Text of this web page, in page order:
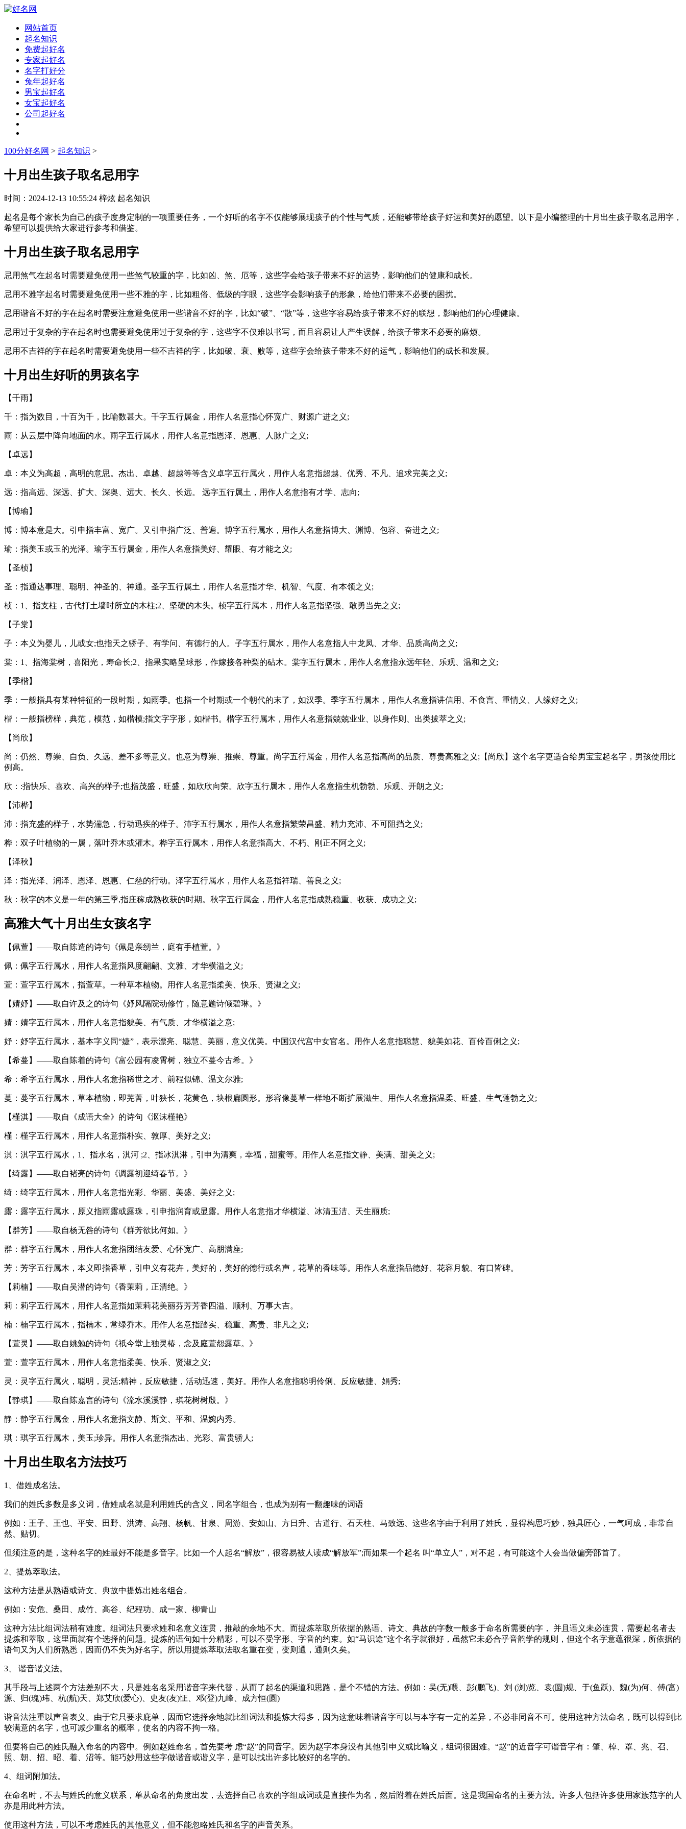
网站首页
起名知识
免费起好名
专家起好名
名字打好分
兔年起好名
男宝起好名
女宝起好名
公司起好名
100分好名网 > 起名知识 >
十月出生孩子取名忌用字
时间： 2024-12-13 10:55:24 梓炫 起名知识
起名是每个家长为自己的孩子度身定制的一项重要任务，一个好听的名字不仅能够展现孩子的个性与气质，还能够带给孩子好运和美好的愿望。以下是小编整理的十月出生孩子取名忌用字，
希望可以提供给大家进行参考和借鉴。
十月出生孩子取名忌用字
忌用煞气在起名时需要避免使用一些煞气较重的字，比如凶、煞、厄等，这些字会给孩子带来不好的运势，影响他们的健康和成长。
忌用不雅字起名时需要避免使用一些不雅的字，比如粗俗、低级的字眼，这些字会影响孩子的形象，给他们带来不必要的困扰。
忌用谐音不好的字在起名时需要注意避免使用一些谐音不好的字，比如“破”、“散”等，这些字容易给孩子带来不好的联想，影响他们的心理健康。
忌用过于复杂的字在起名时也需要避免使用过于复杂的字，这些字不仅难以书写，而且容易让人产生误解，给孩子带来不必要的麻烦。
忌用不吉祥的字在起名时需要避免使用一些不吉祥的字，比如破、衰、败等，这些字会给孩子带来不好的运气，影响他们的成长和发展。
十月出生好听的男孩名字
【千雨】
千：指为数目，十百为千，比喻数甚大。千字五行属金，用作人名意指心怀宽广、财源广进之义;
雨：从云层中降向地面的水。雨字五行属水，用作人名意指恩泽、恩惠、人脉广之义;
【卓远】
卓：本义为高超，高明的意思。杰出、卓越、超越等等含义卓字五行属火，用作人名意指超越、优秀、不凡、追求完美之义;
远：指高远、深远、扩大、深奥、远大、长久、长远。 远字五行属土，用作人名意指有才学、志向;
【博瑜】
博：博本意是大。引申指丰富、宽广。又引申指广泛、普遍。博字五行属水，用作人名意指博大、渊博、包容、奋进之义;
瑜：指美玉或玉的光泽。瑜字五行属金，用作人名意指美好、耀眼、有才能之义;
【圣桢】
圣：指通达事理、聪明、神圣的、神通。圣字五行属土，用作人名意指才华、机智、气度、有本领之义;
桢：1、指支柱，古代打土墙时所立的木柱;2、坚硬的木头。桢字五行属木，用作人名意指坚强、敢勇当先之义;
【子棠】
子：本义为婴儿，儿或女;也指天之骄子、有学问、有德行的人。子字五行属水，用作人名意指人中龙凤、才华、品质高尚之义;
棠：1、指海棠树，喜阳光，寿命长;2、指果实略呈球形，作嫁接各种梨的砧木。棠字五行属木，用作人名意指永远年轻、乐观、温和之义;
【季楷】
季：一般指具有某种特征的一段时期，如雨季。也指一个时期或一个朝代的末了，如汉季。季字五行属木，用作人名意指讲信用、不食言、重情义、人缘好之义;
楷：一般指榜样，典范，模范，如楷模;指文字字形，如楷书。楷字五行属木，用作人名意指兢兢业业、以身作则、出类拔萃之义;
【尚欣】
尚：仍然、尊崇、自负、久远、差不多等意义。也意为尊崇、推崇、尊重。尚字五行属金，用作人名意指高尚的品质、尊贵高雅之义;【尚欣】这个名字更适合给男宝宝起名字，男孩使用比
例高。
欣：:指快乐、喜欢、高兴的样子;也指茂盛，旺盛，如欣欣向荣。欣字五行属木，用作人名意指生机勃勃、乐观、开朗之义;
【沛桦】
沛：指充盛的样子，水势湍急，行动迅疾的样子。沛字五行属水，用作人名意指繁荣昌盛、精力充沛、不可阻挡之义;
桦：双子叶植物的一属，落叶乔木或灌木。桦字五行属木，用作人名意指高大、不朽、刚正不阿之义;
【泽秋】
泽：指光泽、润泽、恩泽、恩惠、仁慈的行动。泽字五行属水，用作人名意指祥瑞、善良之义;
秋：秋字的本义是一年的第三季,指庄稼成熟收获的时期。秋字五行属金，用作人名意指成熟稳重、收获、成功之义;
高雅大气十月出生女孩名字
【佩萱】——取自陈造的诗句《佩是亲纫兰，庭有手植萱。》
佩：佩字五行属水，用作人名意指风度翩翩、文雅、才华横溢之义;
萱：萱字五行属木，指萱草。一种草本植物。用作人名意指柔美、快乐、贤淑之义;
【婧妤】——取自许及之的诗句《妤风隔院动修竹，随意题诗倾碧琳。》
婧：婧字五行属木，用作人名意指貌美、有气质、才华横溢之意;
妤：妤字五行属水，基本字义同“婕”，表示漂亮、聪慧、美丽，意义优美。中国汉代宫中女官名。用作人名意指聪慧、貌美如花、百伶百俐之义;
【希蔓】——取自陈着的诗句《富公园有凌霄树，独立不蔓今古希。》
希：希字五行属水，用作人名意指稀世之才、前程似锦、温文尔雅;
蔓：蔓字五行属木，草本植物，即芜菁，叶狭长，花黄色，块根扁圆形。形容像蔓草一样地不断扩展滋生。用作人名意指温柔、旺盛、生气蓬勃之义;
【槿淇】——取自《成语大全》的诗句《沤沫槿艳》
槿：槿字五行属木，用作人名意指朴实、敦厚、美好之义;
淇：淇字五行属水，1、指水名，淇河 ;2、指冰淇淋，引申为清爽，幸福，甜蜜等。用作人名意指文静、美满、甜美之义;
【绮露】——取自褚亮的诗句《调露初迎绮春节。》
绮：绮字五行属木，用作人名意指光彩、华丽、美盛、美好之义;
露：露字五行属水，原义指雨露或露珠，引申指润育或显露。用作人名意指才华横溢、冰清玉洁、天生丽质;
【群芳】——取自杨无咎的诗句《群芳欲比何如。》
群：群字五行属木，用作人名意指团结友爱、心怀宽广、高朋满座;
芳：芳字五行属木，本义即指香草，引申义有花卉，美好的，美好的德行或名声，花草的香味等。用作人名意指品德好、花容月貌、有口皆碑。
【莉楠】——取自吴潜的诗句《香茉莉，正清绝。》
莉：莉字五行属木，用作人名意指如茉莉花美丽芬芳芳香四溢、顺利、万事大吉。
楠：楠字五行属木，指楠木，常绿乔木。用作人名意指踏实、稳重、高贵、非凡之义;
【萱灵】——取自姚勉的诗句《祇今堂上独灵椿，念及庭萱怨露草。》
萱：萱字五行属木，用作人名意指柔美、快乐、贤淑之义;
灵：灵字五行属火，聪明，灵活;精神，反应敏捷，活动迅速，美好。用作人名意指聪明伶俐、反应敏捷、娟秀;
【静琪】——取自陈嘉言的诗句《流水溪溪静，琪花树树殷。》
静：静字五行属金，用作人名意指文静、斯文、平和、温婉内秀。
琪：琪字五行属木，美玉;珍异。用作人名意指杰出、光彩、富贵骄人;
十月出生取名方法技巧
1、借姓成名法。
我们的姓氏多数是多义词，借姓成名就是利用姓氏的含义，同名字组合，也成为别有一翻趣味的词语
例如：王子、王也、平安、田野、洪涛、高翔、杨帆、甘泉、周游、安如山、方日升、古道行、石天柱、马致远、这些名字由于利用了姓氏，显得构思巧妙，独具匠心，一气呵成，非常自
然、贴切。
但须注意的是，这种名字的姓最好不能是多音字。比如一个人起名“解放”，很容易被人读成“解放军”;而如果一个起名 叫“单立人”，对不起，有可能这个人会当做偏旁部首了。
2、提炼萃取法。
这种方法是从熟语或诗文、典故中提炼出姓名组合。
例如：安危、桑田、成竹、高谷、纪程功、成一家、柳青山
这种方法比组词法稍有难度。组词法只要求姓和名意义连贯，推敲的余地不大。而提炼萃取所依据的熟语、诗文、典故的字数一般多于命名所需要的字， 并且语义未必连贯，需要起名者去
提炼和萃取，这里面就有个选择的问题。提炼的语句如十分精彩，可以不受字形、字音的约束。如“马识途”这个名字就很好，虽然它未必合乎音韵学的规则，但这个名字意蕴很深，所依据的
语句又为人们所熟悉，因而仍不失为好名字。所以用提炼萃取法取名重在变，变则通，通则久矣。
3、 谐音谐义法。
其手段与上述两个方法差别不大，只是姓名名采用谐音字来代替，从而了起名的渠道和思路，是个不错的方法。例如：吴(无)喂、彭(鹏飞)、刘 (浏)览、袁(圆)规、于(鱼跃)、魏(为)何、傅(富)
源、归(瑰)玮、杭(航)天、郑艾欣(爱心)、史友(友)怔、邓(登)九峰、成方恒(圆)
谐音法注重以声音表义。由于它只要求庇单，因而它选择余地就比组词法和提炼大得多，因为这意味着谐音字可以与本字有一定的差异，不必非同音不可。使用这种方法命名，既可以得到比
较满意的名字，也可减少重名的概率，使名的内容不拘一格。
但要将自己的姓氏融入命名的内容中。例如赵姓命名，首先要考 虑“赵”的同音字。因为赵字本身没有其他引申义或比喻义，组词很困难。“赵”的近音字可谐音字有：肇、棹、罩、兆、召、
照、朝、招、昭、着、沼等。能巧妙用这些字做谐音或谐义字，是可以找出许多比较好的名字的。
4、组词附加法。
在命名时，不去与姓氏的意义联系，单从命名的角度出发，去选择自己喜欢的字组成词或是直接作为名，然后附着在姓氏后面。这是我国命名的主要方法。许多人包括许多使用家族范字的人
亦是用此种方法。
使用这种方法，可以不考虑姓氏的其他意义，但不能忽略姓氏和名字的声音关系。